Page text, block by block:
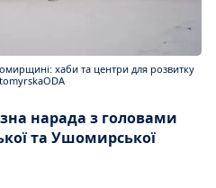
хаби та центри для розвитку
нарада з головами
та Ушомирської